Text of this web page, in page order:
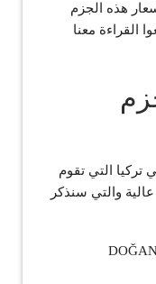
هذه الجزم
القراءة معنا
تركيا التي تقوم
عالية والتي سنذكر